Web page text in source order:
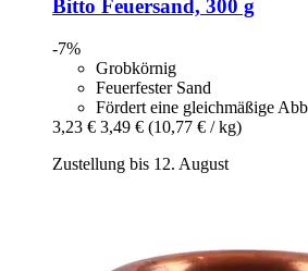
Bitto Feuersand, 300 g
-7%
Grobkörnig
Feuerfester Sand
Fördert eine gleichmäßige
3,23 € 3,49 € (10,77 € / kg)
Zustellung bis 12. August